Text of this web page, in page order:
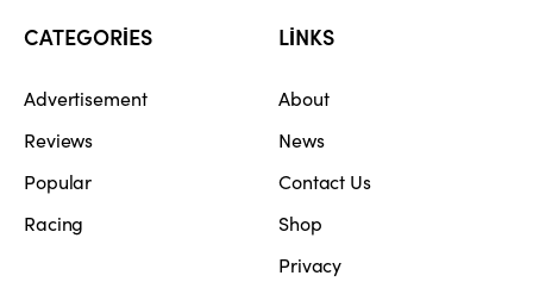
CATEGORIES
Advertisement
Reviews
Popular
Racing
LINKS
About
News
Contact Us
Shop
Privacy